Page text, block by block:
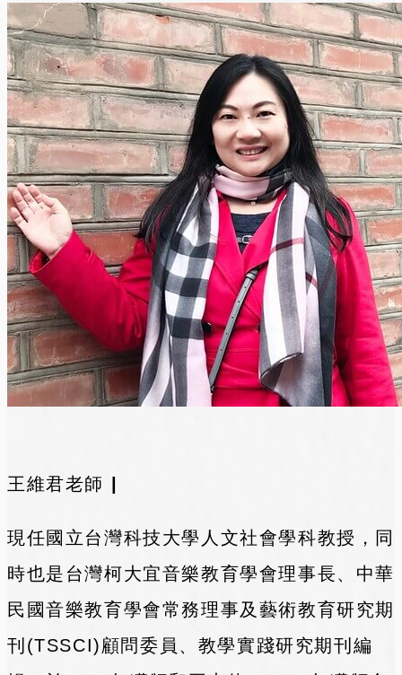
王維君老師
現任國立台灣科技大學人文社會學科教授，同
時也是台灣柯大宜音樂教育學會理事長、中華
民國音樂教育學會常務理事及藝術教育研究期
刊(TSSCI)顧問委員、教學實踐研究期刊編